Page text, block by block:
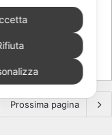
nella strategia di
Prossima pagina